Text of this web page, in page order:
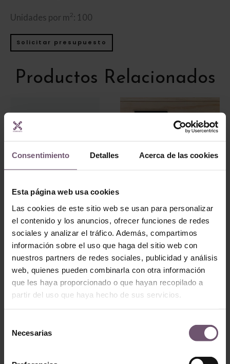
Consentimiento Detalles Acerca de las cookies
Esta página web usa cookies
Las cookies de este sitio web se usan para personalizar
el contenido y los anuncios, ofrecer funciones de redes
sociales y analizar el tráfico. Además, compartimos
información sobre el uso que haga del sitio web con
nuestros partners de redes sociales, publicidad y análisis
web, quienes pueden combinarla con otra información
que les haya proporcionado o que hayan recopilado a
partir del uso que haya hecho de sus servicios.
Necesarias
Unidades por m 2: 100
Solicitar presupuesto
Productos Relacionados
Zellige en stock -
none
Mod. ZC204 –
15x15cm
LEER MÁS
Zellige en stock - none
Mod. ZC228 – 10×10
LEER MÁS